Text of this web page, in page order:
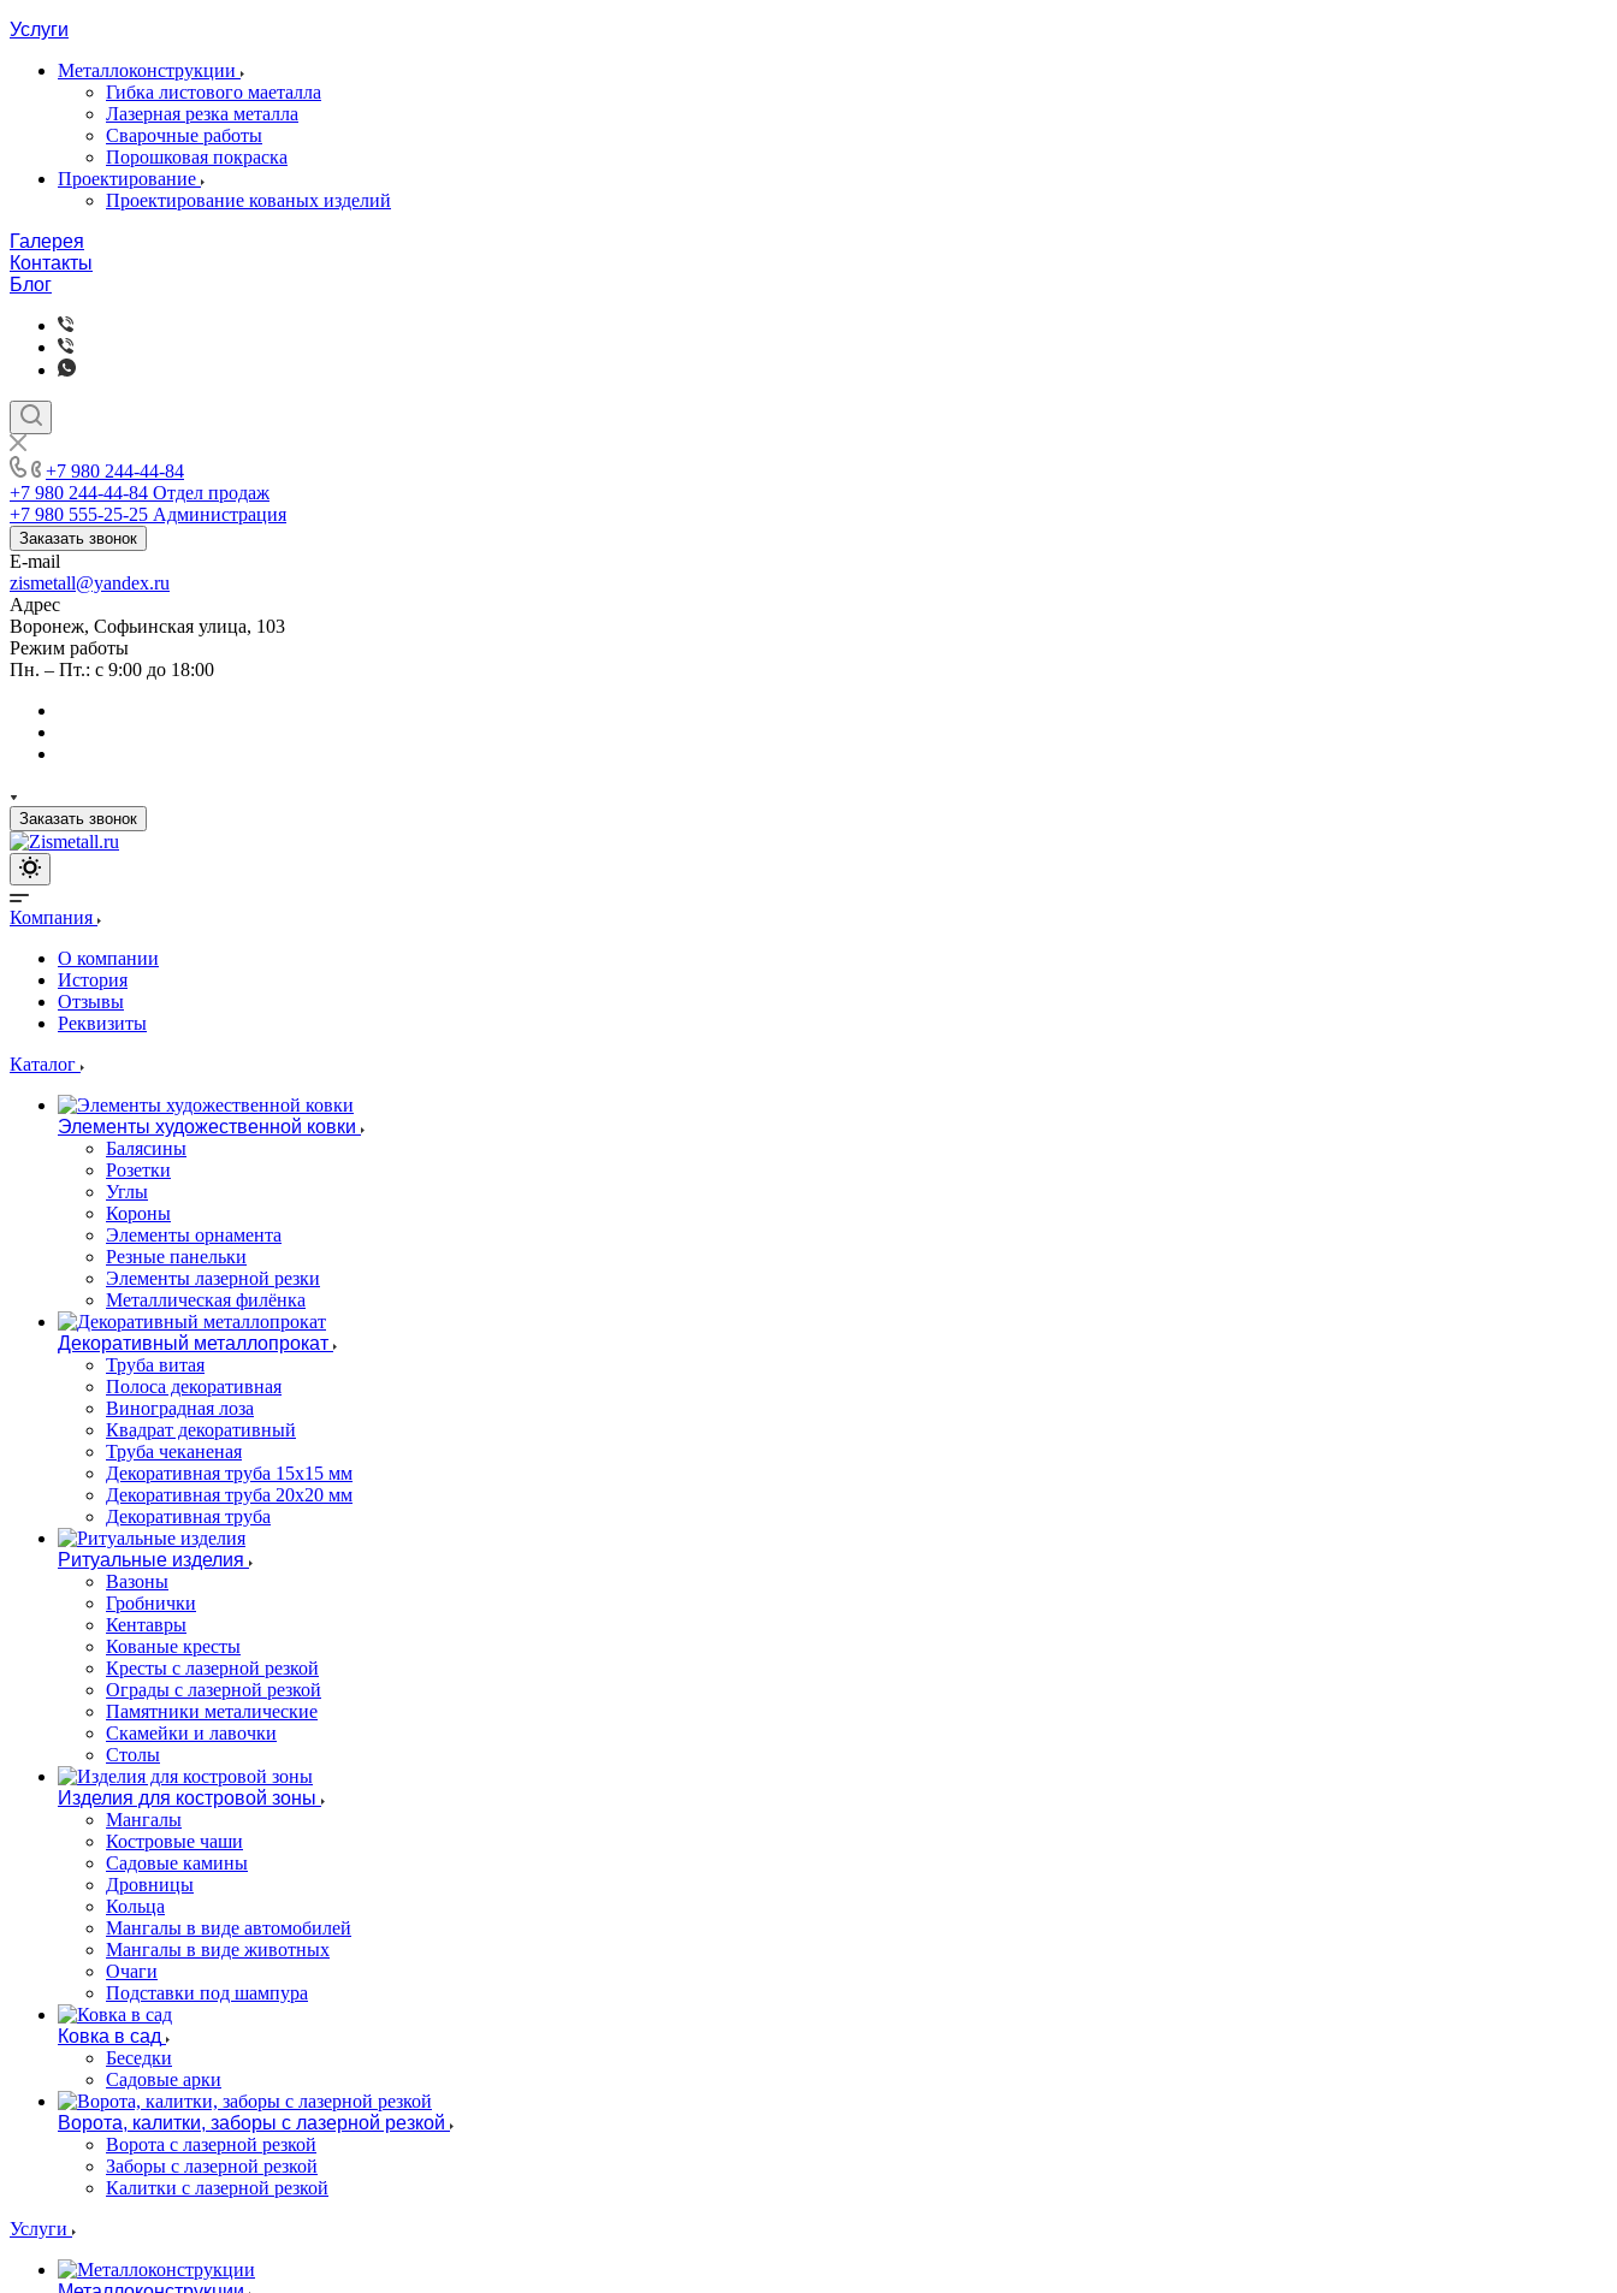
Услуги
Металлоконструкции
Гибка листового маеталла
Лазерная резка металла
Сварочные работы
Порошковая покраска
Проектирование
Проектирование кованых изделий
Галерея
Контакты
Блог
+7 980 244-44-84
+7 980 244-44-84 Отдел продаж
+7 980 555-25-25 Администрация
Заказать звонок
E-mail
zismetall@yandex.ru
Адрес
Воронеж, Софьинская улица, 103
Режим работы
Пн. – Пт.: с 9:00 до 18:00
Заказать звонок
Компания
О компании
История
Отзывы
Реквизиты
Каталог
Элементы художественной ковки
Балясины
Розетки
Углы
Короны
Элементы орнамента
Резные панельки
Элементы лазерной резки
Металлическая филёнка
Декоративный металлопрокат
Труба витая
Полоса декоративная
Виноградная лоза
Квадрат декоративный
Труба чеканеная
Декоративная труба 15х15 мм
Декоративная труба 20х20 мм
Декоративная труба
Ритуальные изделия
Вазоны
Гробнички
Кентавры
Кованые кресты
Кресты с лазерной резкой
Ограды с лазерной резкой
Памятники металические
Скамейки и лавочки
Столы
Изделия для костровой зоны
Мангалы
Костровые чаши
Садовые камины
Дровницы
Кольца
Мангалы в виде автомобилей
Мангалы в виде животных
Очаги
Подставки под шампура
Ковка в сад
Беседки
Садовые арки
Ворота, калитки, заборы с лазерной резкой
Ворота с лазерной резкой
Заборы с лазерной резкой
Калитки с лазерной резкой
Услуги